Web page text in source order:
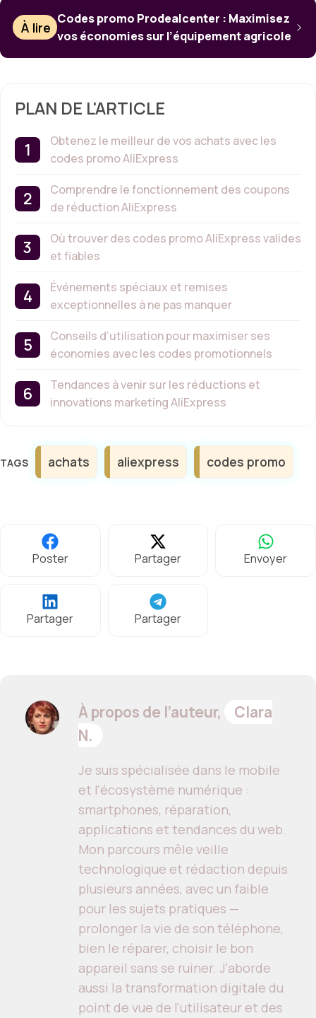
À lire
Codes promo Prodealcenter : Maximisez
vos économies sur l’équipement agricole
PLAN DE L'ARTICLE
Obtenez le meilleur de vos achats avec les
codes promo AliExpress
Comprendre le fonctionnement des coupons
de réduction AliExpress
Où trouver des codes promo AliExpress valides
et fiables
Événements spéciaux et remises
exceptionnelles à ne pas manquer
Conseils d’utilisation pour maximiser ses
économies avec les codes promotionnels
Tendances à venir sur les réductions et
innovations marketing AliExpress
Étiquettes
achats aliexpress codes promo
Poster Partager Envoyer
Partager Partager
À propos de l’auteur,
Clara
N.
Je suis spécialisée dans le mobile
et l'écosystème numérique :
smartphones, réparation,
applications et tendances du web.
Mon parcours mêle veille
technologique et rédaction depuis
plusieurs années, avec un faible
pour les sujets pratiques —
prolonger la vie de son téléphone,
bien le réparer, choisir le bon
appareil sans se ruiner. J'aborde
aussi la transformation digitale du
point de vue de l'utilisateur et des